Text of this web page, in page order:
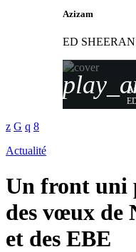
Azizam
ED SHEERAN
Actualité
Un front uni
des vœux de
et des EBE